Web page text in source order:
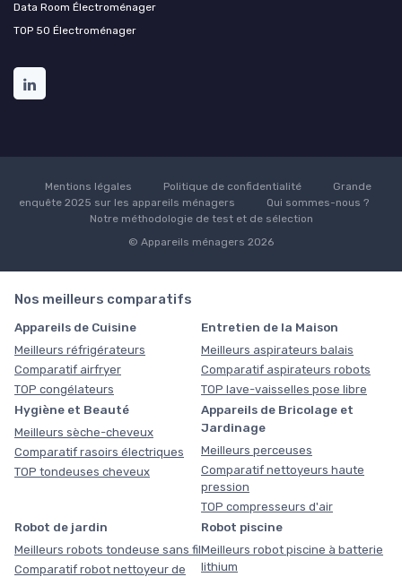
Data Room Électroménager
TOP 50 Électroménager
Mentions légales Politique de confidentialité
Grande
enquête 2025 sur les appareils ménagers
Qui sommes-nous ?
Notre méthodologie de test et de sélection
© Appareils ménagers 2026
Nos meilleurs comparatifs
Appareils de Cuisine
Meilleurs réfrigérateurs
Comparatif airfryer
TOP congélateurs
Entretien de la Maison
Meilleurs aspirateurs balais
Comparatif aspirateurs robots
TOP lave-vaisselles pose libre
Hygiène et Beauté
Meilleurs sèche-cheveux
Comparatif rasoirs électriques
TOP tondeuses cheveux
Appareils de Bricolage et
Jardinage
Meilleurs perceuses
Comparatif nettoyeurs haute
pression
TOP compresseurs d'air
Robot de jardin
Meilleurs robots tondeuse sans fil
Comparatif robot nettoyeur de
Robot piscine
Meilleurs robot piscine à batterie
lithium